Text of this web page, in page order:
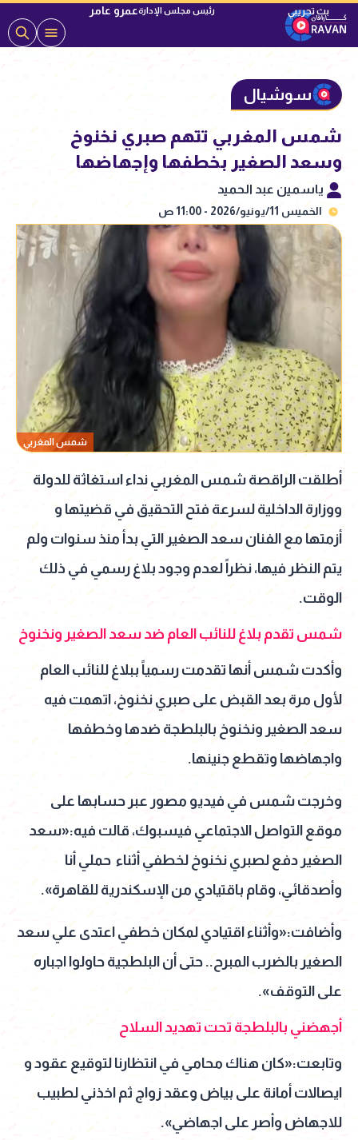
رئيس مجلس الإدارةعمرو عامر
سوشيال
شمس المغربي تتهم صبري نخنوخ
وسعد الصغير بخطفها وإجهاضها
ياسمين عبد الحميد
الخميس 11/يونيو/2026 - 11:00 ص
شمس المغربي
أطلقت الراقصة شمس المغربي نداء استغاثة للدولة
ووزارة الداخلية لسرعة فتح التحقيق في قضيتها و
أزمتها مع الفنان سعد الصغير التي بدأ منذ سنوات ولم
يتم النظر فيها، نظراً لعدم وجود بلاغ رسمي في ذلك
الوقت.
شمس تقدم بلاغ للنائب العام ضد سعد الصغير ونخنوخ
وأكدت شمس أنها تقدمت رسمياً ببلاغ للنائب العام
لأول مرة بعد القبض على صبري نخنوخ، اتهمت فيه
سعد الصغير ونخنوخ بالبلطجة ضدها وخطفها
واجهاضها وتقطع جنينها.
وخرجت شمس في فيديو مصور عبر حسابها على
موقع التواصل الاجتماعي فيسبوك، قالت فيه:«سعد
الصغير دفع لصبري نخنوخ لخطفي أثناء حملي أنا
وأصدقائي، وقام باقتيادي من الإسكندرية للقاهرة».
وأضافت:«وأثناء اقتيادي لمكان خطفي اعتدى علي سعد
الصغير بالضرب المبرح.. حتى أن البلطجية حاولوا اجباره
على التوقف».
أجهضني بالبلطجة تحت تهديد السلاح
وتابعت:«كان هناك محامي في انتظارنا لتوقيع عقود و
ايصالات أمانة على بياض وعقد زواج ثم اخذني لطبيب
للاجهاض وأصر على اجهاضي».